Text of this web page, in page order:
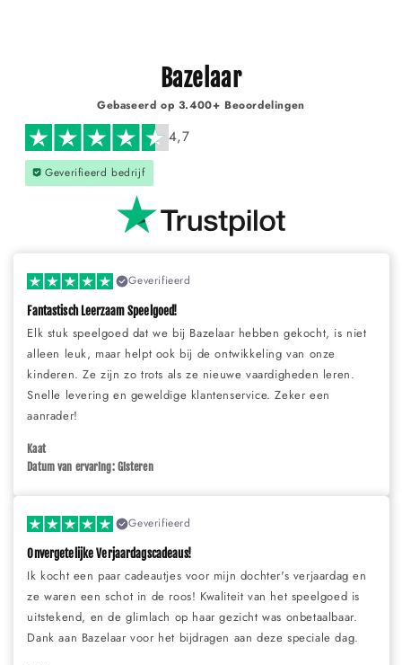
Bazelaar
Gebaseerd op 3.400+ Beoordelingen
4,7
Geverifieerd bedrijf
Geverifieerd
Fantastisch Leerzaam Speelgoed!
Elk stuk speelgoed dat we bij Bazelaar hebben gekocht, is niet
alleen leuk, maar helpt ook bij de ontwikkeling van onze
kinderen. Ze zijn zo trots als ze nieuwe vaardigheden leren.
Snelle levering en geweldige klantenservice. Zeker een
aanrader!
Kaat
Datum van ervaring: Gisteren
Geverifieerd
Onvergetelijke Verjaardagscadeaus!
Ik kocht een paar cadeautjes voor mijn dochter's verjaardag en
ze waren een schot in de roos! Kwaliteit van het speelgoed is
uitstekend, en de glimlach op haar gezicht was onbetaalbaar.
Dank aan Bazelaar voor het bijdragen aan deze speciale dag.